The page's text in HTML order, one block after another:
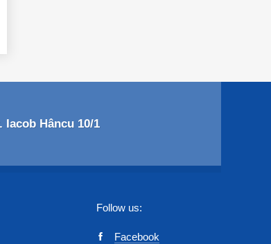
Iacob Hâncu 10/1
Follow us:
Facebook